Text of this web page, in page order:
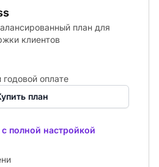
план для
клиентов
оплате
план
полной настройкой